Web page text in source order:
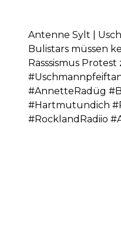
Antenne Sylt |
Bulistars müssen
Rasssismus Protest
#AnnetteRadüg
#Hartmutundich
#RocklandRadiio